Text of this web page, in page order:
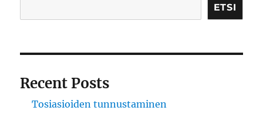
MannerheimETSI
Recent Posts
Tosiasioiden tunnustaminen